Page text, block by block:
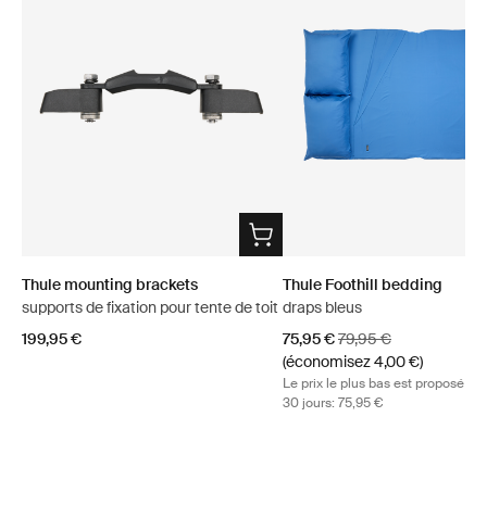
Thule mounting brackets
supports de fixation pour tente de toit
199,95 €
Thule Foothill bedding
draps bleus
Prix de vente
75,95 €Prix d’origine
79,95 €
(économisez 4,00 €)
Le prix le plus bas est proposé
30 jours: 75,95 €